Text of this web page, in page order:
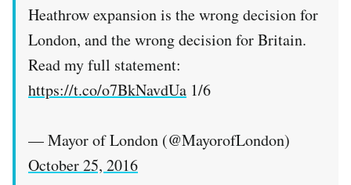
Heathrow expansion is the wrong decision for
London, and the wrong decision for Britain.
Read my full statement:
https://t.co/o7BkNavdUa 1/6
— Mayor of London (@MayorofLondon)
October 25, 2016